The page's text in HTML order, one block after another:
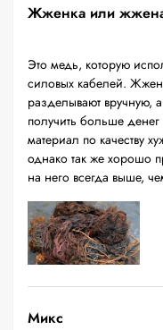
Жженка или
Это медь, которую
силовых кабелей.
разделывают вручную,
получить больше
материал по качеству
однако так же хорошо
на него всегда выше,
Микс